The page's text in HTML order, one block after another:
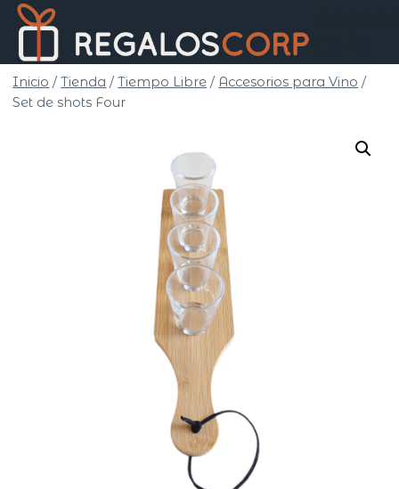
Saltar
contenido
Inicio / Tienda / Tiempo Libre / Accesorios para Vino /
Set de shots Four